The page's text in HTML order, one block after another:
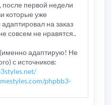
после первой недели
которые уже
на заказ
совсем не нравятся..
адаптирую! Не
с источников:
phpbb3-